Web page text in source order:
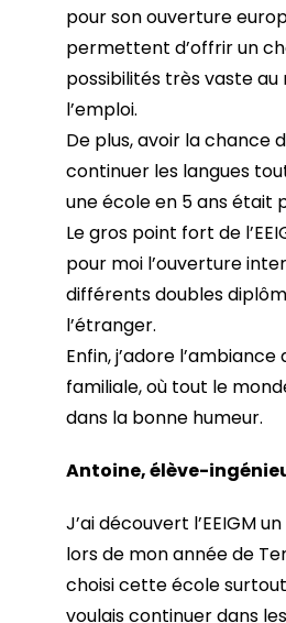
pour son ouverture
permettent d’offrir un
possibilités très vaste au
l’emploi.
De plus, avoir la chance
continuer les langues
une école en 5 ans était
Le gros point fort de
pour moi l’ouverture
différents doubles
l’étranger.
Enfin, j’adore l’ambiance
familiale, où tout le
dans la bonne humeur.
Antoine, élève-
J’ai découvert l’EEIGM
lors de mon année de
choisi cette école
voulais continuer dans